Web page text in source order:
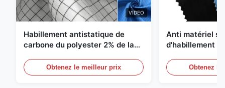
VIDEO
Habillement antistatique de
carbone du polyester 2% de la
Obtenez le meilleur prix
Anti matériel
d'habillement
Obtenez